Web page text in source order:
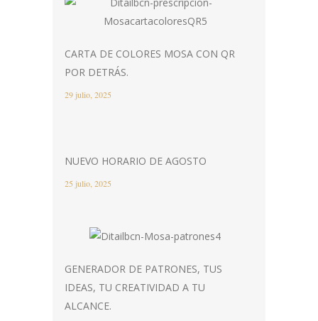
CARTA DE COLORES MOSA CON QR
POR DETRÁS.
29 julio, 2025
NUEVO HORARIO DE AGOSTO
25 julio, 2025
GENERADOR DE PATRONES, TUS
IDEAS, TU CREATIVIDAD A TU
ALCANCE.